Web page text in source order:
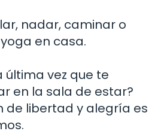
nadar, caminar o
en casa.
última vez que te
en la sala de estar?
de libertad y alegría es